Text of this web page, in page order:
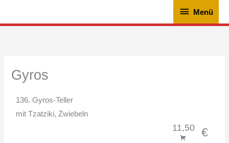
Menü
Menü
Gyros
136. Gyros-Teller
mit Tzatziki, Zwiebeln
11,50 €